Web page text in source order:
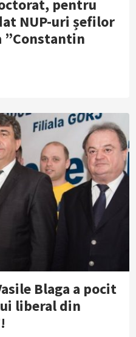
pentru
NUP-uri șefilor
”Constantin
Blaga a pocit
liberal din